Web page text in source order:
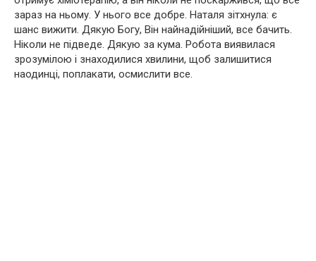
зараз на ньому. У нього все добре. Наталя зітхнула: є
шанс вижити. Дякую Богу, Він найнадійніший, все бачить.
Ніколи не підведе. Дякую за кума. Робота виявилася
зрозумілою і знаходилися хвилини, щоб залишитися
наодинці, поплакати, осмислити все.